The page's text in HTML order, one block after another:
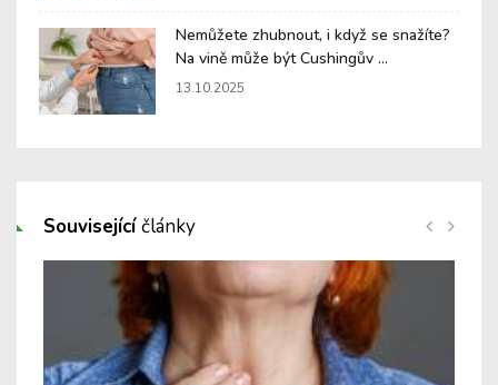
Nemůžete zhubnout, i když se snažíte?
Na vině může být Cushingův ...
13.10.2025
Souvisejícíčlánky